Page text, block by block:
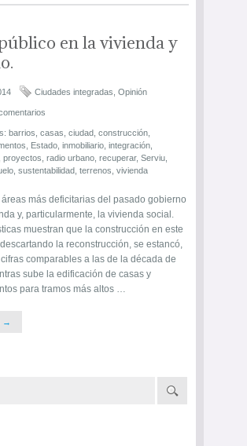
en la vivienda y
Ciudades integradas Opinión
barrios casas ciudad construcción
Estado inmobiliario integración
proyectos radio urbano recuperar, Serviu
sustentabilidad terrenos vivienda
más deficitarias del pasado gobierno
y, particularmente, la vivienda social.
muestran que la construcción en este
la reconstrucción, se estancó,
comparables a las de la década de
sube la edificación de casas y
para tramos más altos …
→